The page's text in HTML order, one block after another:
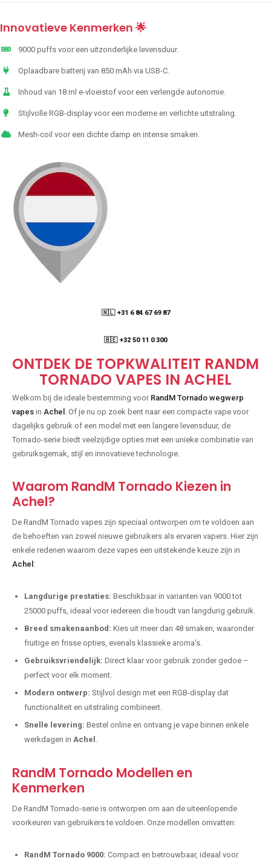
Innovatieve Kenmerken 🌟
9000 puffs voor een uitzonderlijke levensduur.
Oplaadbare batterij van 850 mAh via USB-C.
Inhoud van 18 ml e-vloeistof voor een verlengde autonomie.
Stijlvolle RGB-display voor een moderne en verlichte uitstraling.
Mesh-coil voor een dichte damp en intense smaken.
🇳🇱 +31 6 84 67 69 87
🇧🇪 +32 50 11 0 300
ONTDEK DE TOPKWALITEIT RANDM
TORNADO VAPES IN ACHEL
Welkom bij de ideale bestemming voor RandM Tornado wegwerp
vapes in Achel . Of je nu op zoek bent naar een compacte vape voor
dagelijks gebruik of een model met een langere levensduur, de
Tornado-serie biedt veelzijdige opties met een unieke combinatie van
gebruiksgemak, stijl en innovatieve technologie.
Waarom RandM Tornado Kiezen in
Achel?
De RandM Tornado vapes zijn speciaal ontworpen om te voldoen aan
de behoeften van zowel nieuwe gebruikers als ervaren vapers. Hier zijn
enkele redenen waarom deze vapes een uitstekende keuze zijn in
Achel:
Langdurige prestaties: Beschikbaar in varianten van 9000 tot
25000 puffs, ideaal voor iedereen die houdt van langdurig gebruik.
Breed smakenaanbod: Kies uit meer dan 48 smaken, waaronder
fruitige en frisse opties, evenals klassieke aroma's.
Gebruiksvriendelijk: Direct klaar voor gebruik zonder gedoe –
perfect voor elk moment.
Modern ontwerp: Stijlvol design met een RGB-display dat
functionaliteit en uitstraling combineert.
Snelle levering: Bestel online en ontvang je vape binnen enkele
werkdagen in Achel
RandM Tornado Modellen en
Kenmerken
De RandM Tornado-serie is ontworpen om aan de uiteenlopende
voorkeuren van gebruikers te voldoen. Onze modellen omvatten:
RandM Tornado 9000: Compact en betrouwbaar, ideaal voor